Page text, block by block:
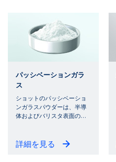
パッシベーションガラ
ス
ショットのパッシベーショ
ンガラスパウダーは、半導
体およびバリスタ表面の…
詳細を見る